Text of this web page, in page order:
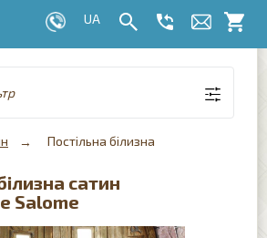
Постільна білизна
сатин
Salome